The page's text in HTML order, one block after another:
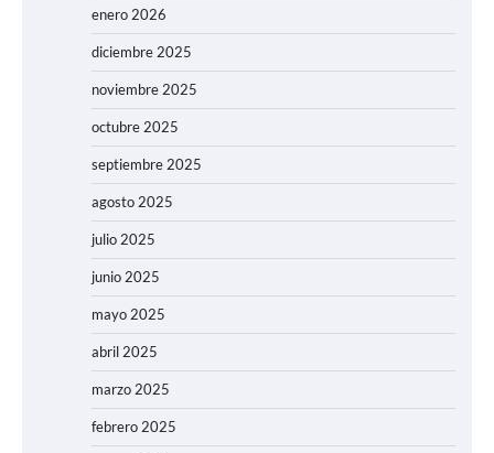
enero 2026
diciembre 2025
noviembre 2025
octubre 2025
septiembre 2025
agosto 2025
julio 2025
junio 2025
mayo 2025
abril 2025
marzo 2025
febrero 2025